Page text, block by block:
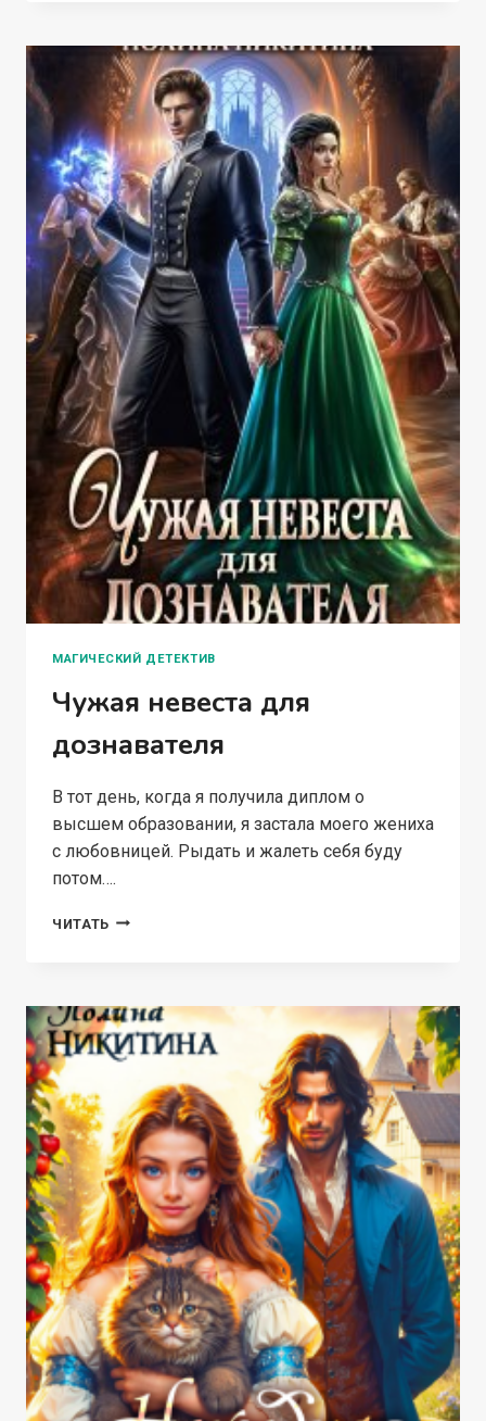
МАГИЧЕСКИЙ ДЕТЕКТИВ
Чужая невеста для
дознавателя
В тот день, когда я получила диплом о
высшем образовании, я застала моего жениха
с любовницей. Рыдать и жалеть себя буду
потом….
ЧИТАТЬ ЧУЖАЯ